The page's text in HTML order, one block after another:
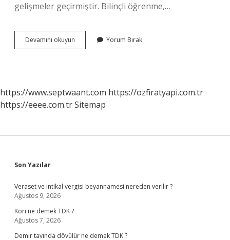
gelişmeler geçirmiştir. Bilinçli öğrenme,…
Devamını okuyun
Dışı
Yorum Bırak
https://www.septwaant.com https://ozfiratyapi.com.tr
https://eeee.com.trSitemap
Sidebar
Son Yazılar
Veraset ve intikal vergisi beyannamesi nereden verilir ?
Ağustos 9, 2026
Köri ne demek TDK ?
Ağustos 7, 2026
Demir tavında dövülür ne demek TDK ?